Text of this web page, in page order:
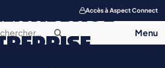
Accès à Aspect Connect